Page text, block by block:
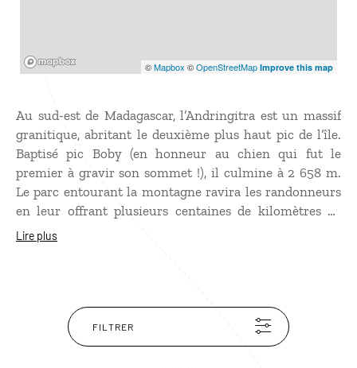
©Mapbox ©OpenStreetMap Improve this map
Au sud-est de Madagascar, l’Andringitra est un massif
granitique, abritant le deuxième plus haut pic de l’île.
Baptisé pic Boby (en honneur au chien qui fut le
premier à gravir son sommet !), il culmine à 2 658 m.
Le parc entourant la montagne ravira les randonneurs
en leur offrant plusieurs centaines de kilomètres de
pistes à travers les rizières et une forêt primaire. Lors
aussi partir à la rencontre des ethnies Betsileo et Bara.
Ces derniers sont considérés comme des pasteurs à
Madagascar.
Lire plus
FILTRER